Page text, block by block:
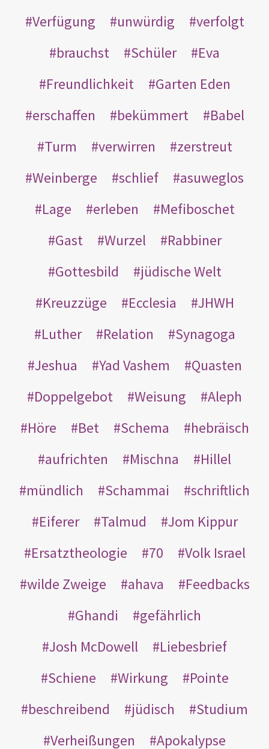
Verfügung
unwürdig
verfolgt
brauchst
Schüler
Eva
Freundlichkeit
Garten Eden
erschaffen
bekümmert
Babel
Turm
verwirren
zerstreut
Weinberge
schlief
asuweglos
Lage
erleben
Mefiboschet
Gast
Wurzel
Rabbiner
Gottesbild
jüdische Welt
Kreuzzüge
Ecclesia
JHWH
Luther
Relation
Synagoga
Jeshua
Yad Vashem
Quasten
Doppelgebot
Weisung
Aleph
Höre
Bet Schema
hebräisch
aufrichten
Mischna
Hillel
mündlich
Schammai
schriftlich
Eiferer
Talmud
Jom Kippur
Ersatztheologie
70
Volk Israel
wilde Zweige
ahava
Feedbacks
Ghandi
gefährlich
Josh McDowell
Liebesbrief
Schiene
Wirkung
Pointe
beschreibend
jüdisch
Studium
Verheißungen
Apokalypse